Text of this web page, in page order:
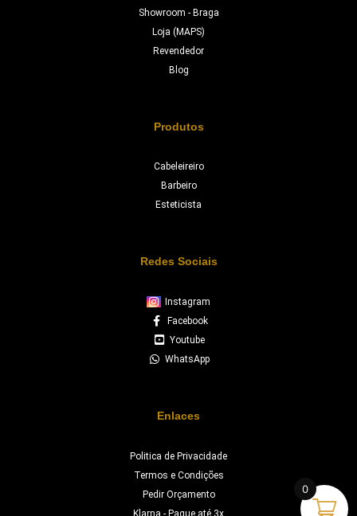
Showroom - Braga
Loja (MAPS)
Revendedor
Blog
Produtos
Cabeleireiro
Barbeiro
Esteticista
Redes Sociais
Instagram
Facebook
Youtube
WhatsApp
Enlaces
Politica de Privacidade
Termos e Condições
Pedir Orçamento
Klarna - Pague até 3x
0